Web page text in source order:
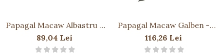
Papagal Macaw Albastru -
Jucarie Plus Wild Republic 20
cm
89,04 Lei
Papagal Macaw Galben -
Jucarie Plus Wild Republic 30
cm
116,26 Lei